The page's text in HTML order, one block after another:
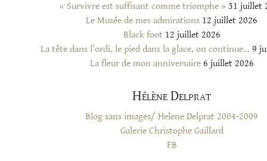
« Survivre est suffisant comme triomphe » 31 juillet
Le Musée de mes admirations 12 juillet 2026
Black foot 12 juillet 2026
La tête dans l’ordi, le pied dans la glace, on continue… 9
La fleur de mon anniversaire 6 juillet 2026
Hélène Delprat
Blog sans images/ Helene Delprat 2004-2009
Galerie Christophe Gaillard
FB